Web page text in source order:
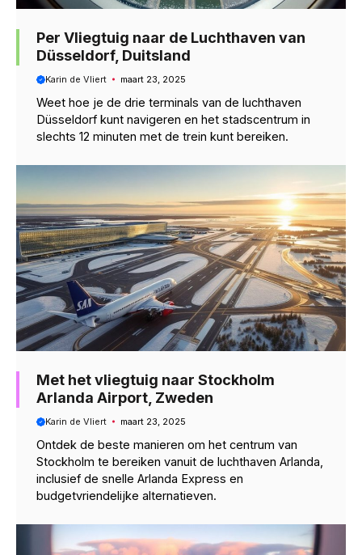
Per Vliegtuig naar de Luchthaven van
Düsseldorf, Duitsland
Karin de Vliert maart 23, 2025
Weet hoe je de drie terminals van de luchthaven
Düsseldorf kunt navigeren en het stadscentrum in
slechts 12 minuten met de trein kunt bereiken.
Met het vliegtuig naar Stockholm
Arlanda Airport, Zweden
Karin de Vliert maart 23, 2025
Ontdek de beste manieren om het centrum van
Stockholm te bereiken vanuit de luchthaven Arlanda,
inclusief de snelle Arlanda Express en
budgetvriendelijke alternatieven.